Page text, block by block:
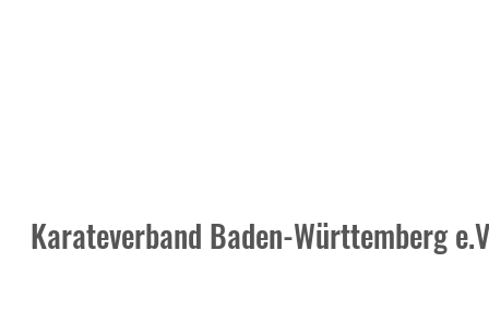
Karateverband Baden-Württemberg